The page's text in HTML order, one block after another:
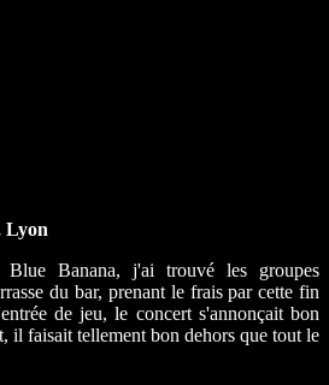
Lyon
Banana, j'ai trouvé les groupes
du bar, prenant le frais par cette fin
de jeu, le concert s'annonçait bon
il faisait tellement bon dehors que tout le